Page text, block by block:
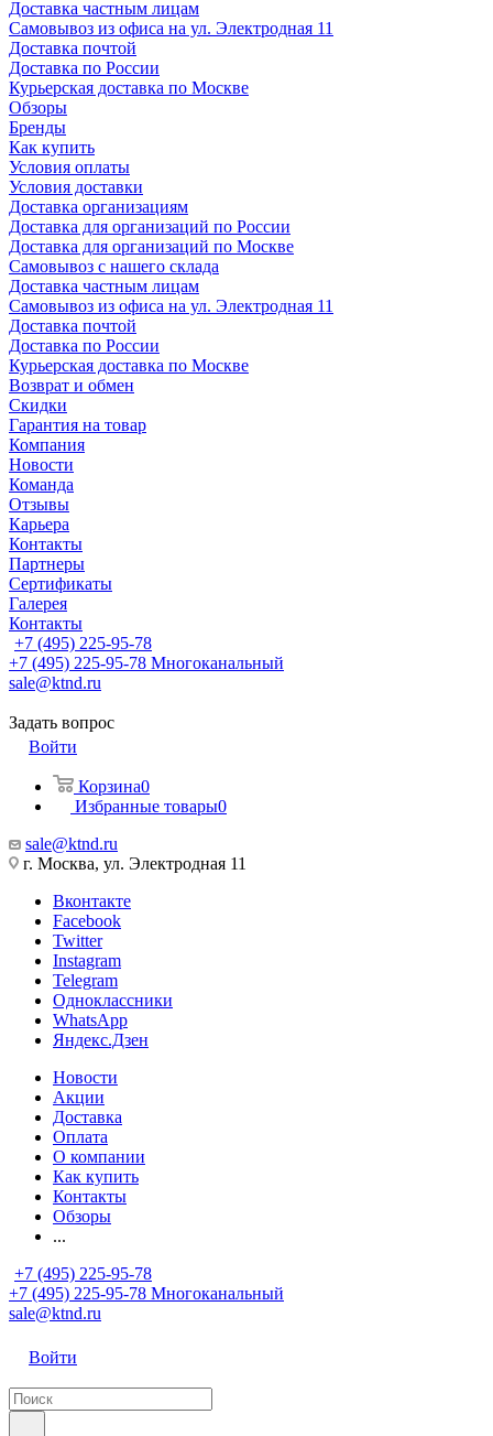
Доставка частным лицам
Самовывоз из офиса на ул. Электродная 11
Доставка почтой
Доставка по России
Курьерская доставка по Москве
Обзоры
Бренды
Как купить
Условия оплаты
Условия доставки
Доставка организациям
Доставка для организаций по России
Доставка для организаций по Москве
Самовывоз с нашего склада
Доставка частным лицам
Самовывоз из офиса на ул. Электродная 11
Доставка почтой
Доставка по России
Курьерская доставка по Москве
Возврат и обмен
Скидки
Гарантия на товар
Компания
Новости
Команда
Отзывы
Карьера
Контакты
Партнеры
Сертификаты
Галерея
Контакты
+7 (495) 225-95-78
+7 (495) 225-95-78 Многоканальный
sale@ktnd.ru
Задать вопрос
Войти
Корзина0
Избранные товары0
sale@ktnd.ru
г. Москва, ул. Электродная 11
Вконтакте
Facebook
Twitter
Instagram
Telegram
Одноклассники
WhatsApp
Яндекс.Дзен
Новости
Акции
Доставка
Оплата
О компании
Как купить
Контакты
Обзоры
...
+7 (495) 225-95-78
+7 (495) 225-95-78 Многоканальный
sale@ktnd.ru
Войти